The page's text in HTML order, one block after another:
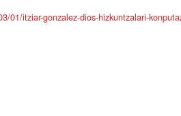
01/itziar-gonzalez-dios-hizkuntzalari-